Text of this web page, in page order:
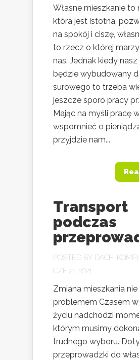
Własne mieszkanie to
która jest istotna,
na spokój i ciszę,
to rzecz o której
nas. Jednak kiedy
będzie wybudowany
surowego to trzeba
jeszcze sporo pracy
Mając na myśli pracę
wspomnieć o
przyjdzie nam...
Transport
podczas
POSTED BY DACH-
CZE 21, 2021
Zmiana mieszkania
problemem Czasem
życiu nadchodzi
którym musimy
trudnego wyboru.
przeprowadzki do